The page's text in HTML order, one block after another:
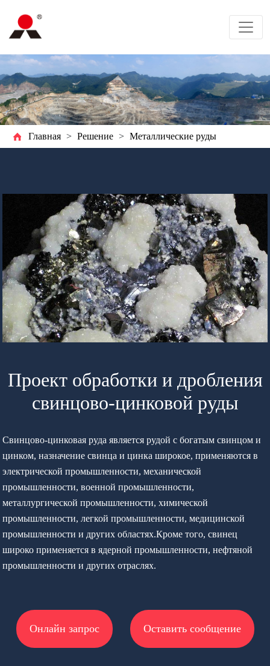
Главная > Решение > Металлические руды
Проект обработки и дробления
свинцово-цинковой руды
Свинцово-цинковая руда является рудой с богатым свинцом и
цинком, назначение свинца и цинка широкое, применяются в
электрической промышленности, механической
промышленности, военной промышленности,
металлургической промышленности, химической
промышленности, легкой промышленности, медицинской
промышленности и других областях.Кроме того, свинец
широко применяется в ядерной промышленности, нефтяной
промышленности и других отраслях.
Онлайн запрос Оставить сообщение